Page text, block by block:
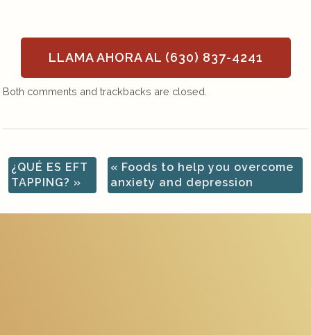
LLAMA AHORA AL (630) 837-4241
Both comments and trackbacks are closed.
¿QUÉ ES EFT
TAPPING? »
« Foods to help you overcome
anxiety and depression